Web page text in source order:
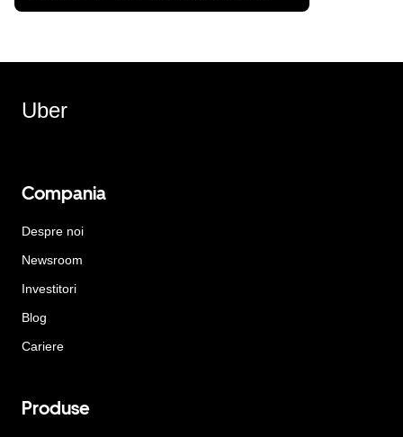
Uber
Compania
Despre noi
Newsroom
Investitori
Blog
Cariere
Produse